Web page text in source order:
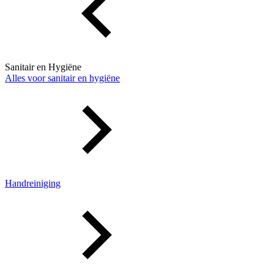
Sanitair en Hygiëne
Alles voor sanitair en hygiëne
Handreiniging